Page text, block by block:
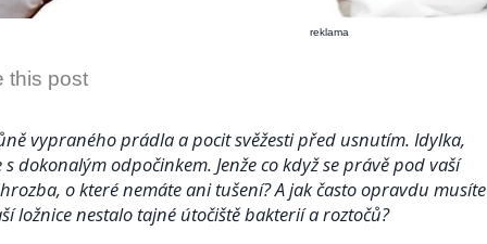
reklama
this post
vypraného prádla a pocit svěžesti před usnutím. Idylka,
dokonalým odpočinkem. Jenže co když se právě pod vaší
o které nemáte ani tušení? A jak často opravdu musíte
ložnice nestalo tajné útočiště bakterií a roztočů?